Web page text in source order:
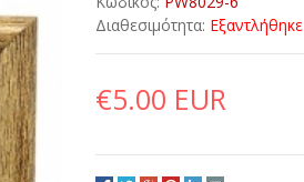
Διαθεσιμότητα: Εξαντλήθηκε
€5.00 EUR